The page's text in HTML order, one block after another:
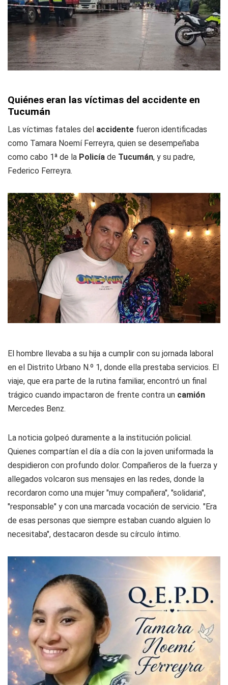
Quiénes eran las víctimas del accidente en
Tucumán
Las víctimas fatales del accidente fueron identificadas
como Tamara Noemí Ferreyra, quien se desempeñaba
como cabo 1ª de la Policía de Tucumán, y su padre,
Federico Ferreyra.
El hombre llevaba a su hija a cumplir con su jornada laboral
en el Distrito Urbano N.º 1, donde ella prestaba servicios. El
viaje, que era parte de la rutina familiar, encontró un final
trágico cuando impactaron de frente contra un camión
Mercedes Benz.
La noticia golpeó duramente a la institución policial.
Quienes compartían el día a día con la joven uniformada la
despidieron con profundo dolor. Compañeros de la fuerza y
allegados volcaron sus mensajes en las redes, donde la
recordaron como una mujer "muy compañera", "solidaria",
"responsable" y con una marcada vocación de servicio. "Era
de esas personas que siempre estaban cuando alguien lo
necesitaba", destacaron desde su círculo íntimo.